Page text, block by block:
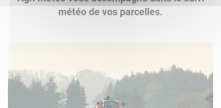
météo de vos parcelles.